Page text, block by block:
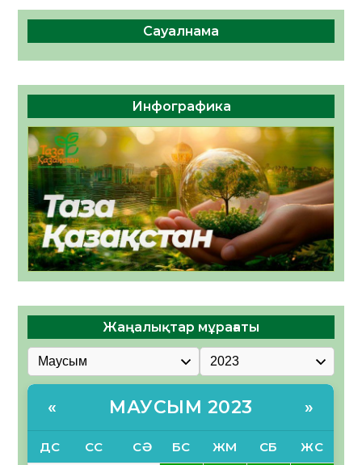
Сауалнама
Инфографика
Жаңалықтар мұрағаты
« МАУСЫМ 2023 »
ДС СС СӘ БС ЖМ СБ ЖС